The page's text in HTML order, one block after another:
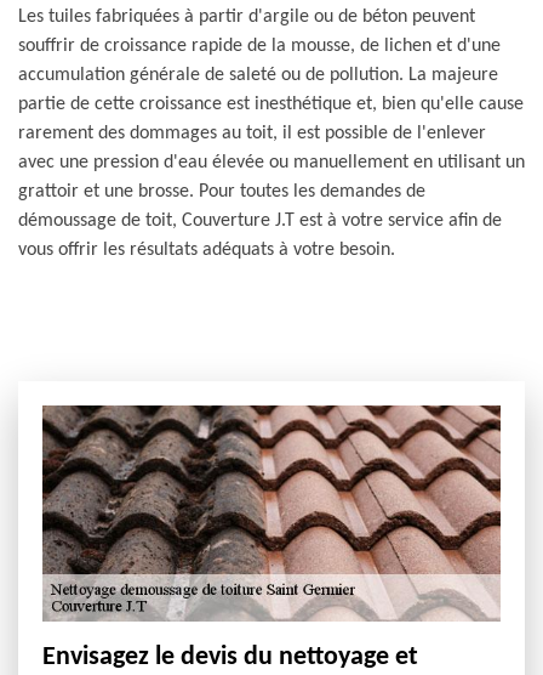
Les tuiles fabriquées à partir d'argile ou de béton peuvent
souffrir de croissance rapide de la mousse, de lichen et d'une
accumulation générale de saleté ou de pollution. La majeure
partie de cette croissance est inesthétique et, bien qu'elle cause
rarement des dommages au toit, il est possible de l'enlever
avec une pression d'eau élevée ou manuellement en utilisant un
grattoir et une brosse. Pour toutes les demandes de
démoussage de toit, Couverture J.T est à votre service afin de
vous offrir les résultats adéquats à votre besoin.
Envisagez le devis du nettoyage et